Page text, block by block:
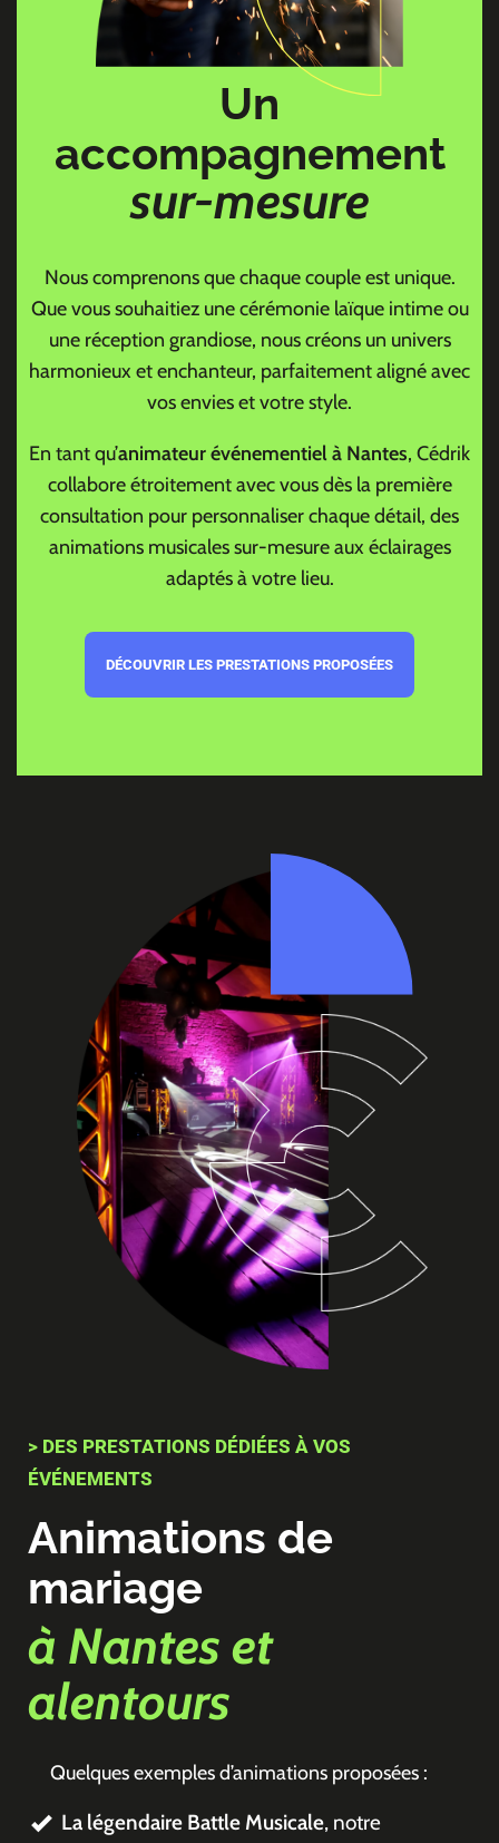
Un
accompagnement
sur-mesure
Nous comprenons que chaque couple est unique.
Que vous souhaitiez une cérémonie laïque intime ou
une réception grandiose, nous créons un univers
harmonieux et enchanteur, parfaitement aligné avec
vos envies et votre style.
En tant qu’animateur événementiel à Nantes, Cédrik
collabore étroitement avec vous dès la première
consultation pour personnaliser chaque détail, des
animations musicales sur-mesure aux éclairages
adaptés à votre lieu.
DÉCOUVRIR LES PRESTATIONS PROPOSÉES
> DES PRESTATIONS DÉDIÉES À VOS
ÉVÉNEMENTS
Animations de
mariage
à Nantes et
alentours
Quelques exemples d’animations proposées :
La légendaire Battle Musicale, notre